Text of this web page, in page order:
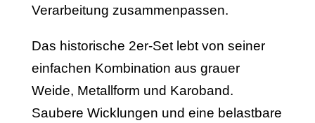
Verarbeitung zusammenpassen.
Das historische 2er-Set lebt von seiner
einfachen Kombination aus grauer
Weide, Metallform und Karoband.
Saubere Wicklungen und eine belastbare